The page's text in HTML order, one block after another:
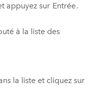
appuyez sur Entrée.
à la liste des
la liste et cliquez sur